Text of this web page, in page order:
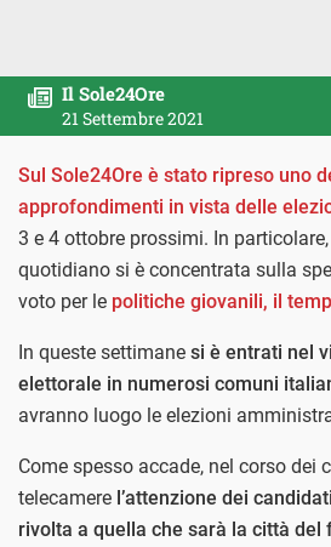
Il Sole24Ore
21 Settembre 2021
Sul Sole24Ore è stato ripreso uno
approfondimenti in vista delle
3 e 4 ottobre prossimi. In particolare,
quotidiano si è concentrata sulla
voto per le politiche giovanili, il
In queste settimane si è entrati nel
elettorale in numerosi comuni
avranno luogo le elezioni
Come spesso accade, nel corso dei
telecamere l’attenzione dei
rivolta a quella che sarà la città del